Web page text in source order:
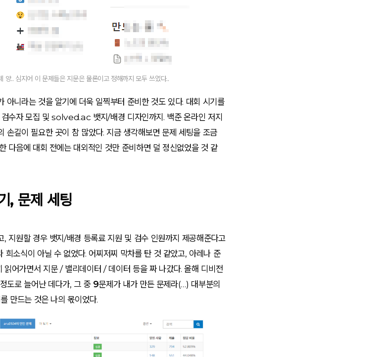
양.. 심지어 이 문제들은 지문은 물론이고 정해까지 모두 쓰였다..
아니라는 것을 알기에 더욱 일찍부터 준비한 것도 있다. 대회 시기를
검수자 모집 및 solved.ac 뱃지/배경 디자인까지. 백준 온라인 저지
손길이 필요한 곳이 참 많았다. 지금 생각해보면 문제 세팅을 조금
다음에 대회 전에는 대외적인 것만 준비하면 덜 정신없었을 것 같
, 문제 세팅
, 지원할 경우 뱃지/배경 등록료 지원 및 검수 인원까지 제공해준다고
희소식이 아닐 수 없었다. 어찌저찌 막차를 탄 것 같았고, 아레나 준
읽어가면서 지문 / 밸리데이터 / 데이터 등을 짜 나갔다. 올해 디비전
도로 늘어난 데다가, 그 중 9문제 가 내가 만든 문제라(…) 대부분의
만드는 것은 나의 몫이었다.